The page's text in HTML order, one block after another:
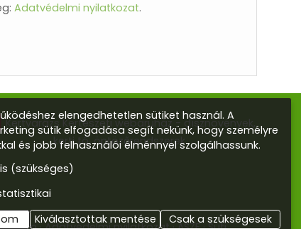
Adatvédelmi nyilatkozat.
Kertvarázs Kertészeti webáruház - dísznövények,
kerti tó, öntözőrendszerek
elengedhetetlen sütiket használ. A
sütik elfogadása segít nekünk, hogy személyre
és jobb felhasználói élménnyel szolgálhassunk.
(szükséges)
Kiválasztottak mentése Csak a szükségesek